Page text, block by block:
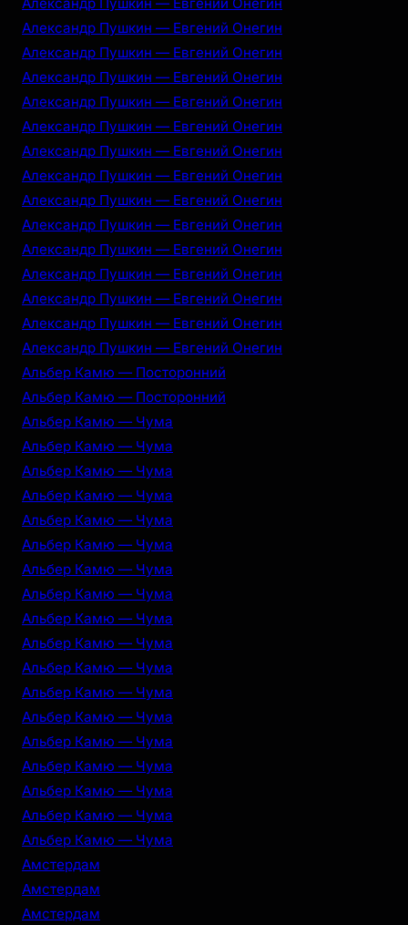
Александр Пушкин — Евгений Онегин
Александр Пушкин — Евгений Онегин
Александр Пушкин — Евгений Онегин
Александр Пушкин — Евгений Онегин
Александр Пушкин — Евгений Онегин
Александр Пушкин — Евгений Онегин
Александр Пушкин — Евгений Онегин
Александр Пушкин — Евгений Онегин
Александр Пушкин — Евгений Онегин
Александр Пушкин — Евгений Онегин
Александр Пушкин — Евгений Онегин
Александр Пушкин — Евгений Онегин
Александр Пушкин — Евгений Онегин
Александр Пушкин — Евгений Онегин
Александр Пушкин — Евгений Онегин
Альбер Камю — Посторонний
Альбер Камю — Посторонний
Альбер Камю — Чума
Альбер Камю — Чума
Альбер Камю — Чума
Альбер Камю — Чума
Альбер Камю — Чума
Альбер Камю — Чума
Альбер Камю — Чума
Альбер Камю — Чума
Альбер Камю — Чума
Альбер Камю — Чума
Альбер Камю — Чума
Альбер Камю — Чума
Альбер Камю — Чума
Альбер Камю — Чума
Альбер Камю — Чума
Альбер Камю — Чума
Альбер Камю — Чума
Альбер Камю — Чума
Амстердам
Амстердам
Амстердам